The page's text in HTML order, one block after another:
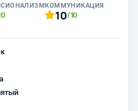
КОММУНИКАЦИЯ
10/10